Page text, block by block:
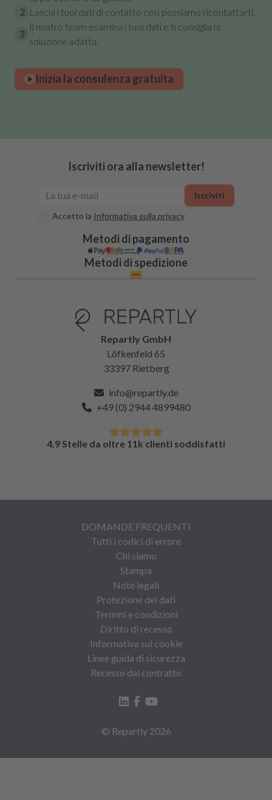
2 Lascia i tuoi dati di contatto così possiamo ricontattarti.
3
Il nostro team esamina i tuoi dati e ti consiglia la
soluzione adatta.
Inizia la consulenza gratuita
Iscriviti ora alla newsletter!
Accetto la Informativa sulla privacy
Iscriviti
Metodi di pagamento
Metodi di spedizione
Repartly GmbH
Löfkenfeld 65
33397 Rietberg
info@repartly.de
+49 (0) 2944 4899480
4.9 Stelle da oltre 11k clienti soddisfatti
DOMANDE FREQUENTI
Tutti i codici di errore
Chi siamo
Stampa
Note legali
Protezione dei dati
Termini e condizioni
Diritto di recesso
Informativa sui cookie
Linee guida di sicurezza
Recesso dal contratto
© Repartly 2026